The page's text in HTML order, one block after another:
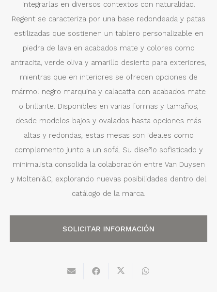
integrarlas en diversos contextos con naturalidad.
Regent se caracteriza por una base redondeada y patas
estilizadas que sostienen un tablero personalizable en
piedra de lava en acabados mate y colores como
antracita, verde oliva y amarillo desierto para exteriores,
mientras que en interiores se ofrecen opciones de
mármol negro marquina y calacatta con acabados mate
o brillante. Disponibles en varias formas y tamaños,
desde modelos bajos y ovalados hasta opciones más
altas y redondas, estas mesas son ideales como
complemento junto a un sofá. Su diseño sofisticado y
minimalista consolida la colaboración entre Van Duysen
y Molteni&C, explorando nuevas posibilidades dentro del
catálogo de la marca.
SOLICITAR INFORMACIÓN